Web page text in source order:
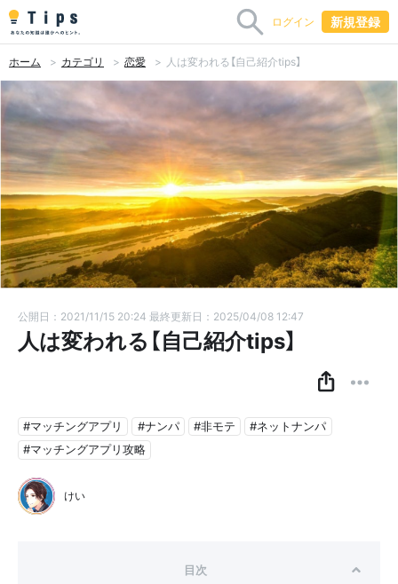
ログイン 新規登録
ホーム カテゴリ 恋愛 人は変われる【自己紹介tips】
公開日：2021/11/15 20:24 最終更新日：2025/04/08 12:47
人は変われる【自己紹介tips】
#マッチングアプリ #ナンパ #非モテ
#ネットナンパ
#マッチングアプリ攻略
けい
目次